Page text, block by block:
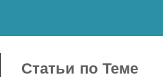
Статьи по Теме